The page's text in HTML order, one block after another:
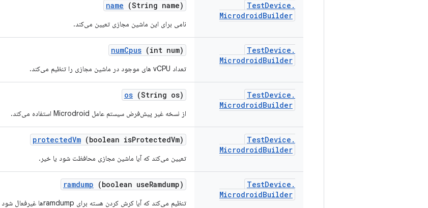
TestDevice .
MicrodroidBuilder
name (String name)
نامی برای این ماشین مجازی تعیین می‌کند.
TestDevice .
MicrodroidBuilder
numCpus (int num)
تعداد vCPU های موجود در ماشین مجازی را تنظیم می‌کند.
TestDevice .
MicrodroidBuilder
os (String os)
از نسخه غیر پیش‌فرض سیستم عامل Microdroid استفاده می‌کند.
TestDevice .
MicrodroidBuilder
protectedVm (boolean isProtectedVm)
تعیین می‌کند که آیا ماشین مجازی محافظت شود یا خیر.
TestDevice .
MicrodroidBuilder
ramdump (boolean useRamdump)
تنظیم می‌کند که آیا کرش کردن هسته برای ramdumpها غیرفعال شود یا خیر.